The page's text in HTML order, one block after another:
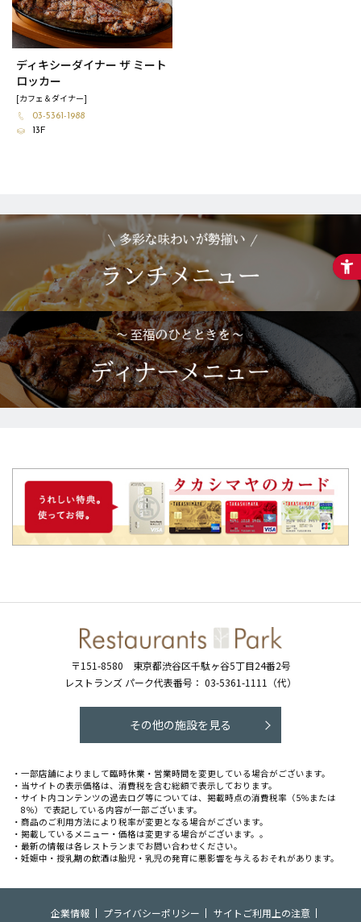
ディキシーダイナー ザ ミート
ロッカー
[カフェ＆ダイナー]
03-5361-1988
13F
〒151-8580 東京都渋谷区千駄ヶ谷5丁目24番2号
レストランズ パーク代表番号： 03-5361-1111（代）
その他の施設を見る
・一部店舗によりまして臨時休業・営業時間を変更している場合がございます。
・当サイトの表示価格は、消費税を含む総額で表示しております。
・サイト内コンテンツの過去ログ等については、掲載時点の消費税率（5％または
8％）で表記している内容が一部ございます。
・商品のご利用方法により税率が変更となる場合がございます。
・掲載しているメニュー・価格は変更する場合がございます。。
・最新の情報は各レストランまでお問い合わせください。
・妊娠中・授乳期の飲酒は胎児・乳児の発育に悪影響を与えるおそれがあります。
企業情報 プライバシーポリシー サイトご利用上の注意